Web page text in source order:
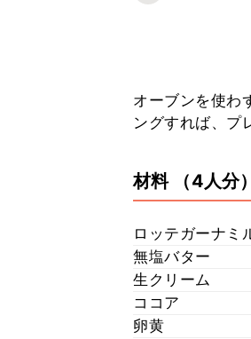
オーブンを使わ
ングすれば、プ
材料 （4人分）
ロッテガーナミ
無塩バター
生クリーム
ココア
卵黄